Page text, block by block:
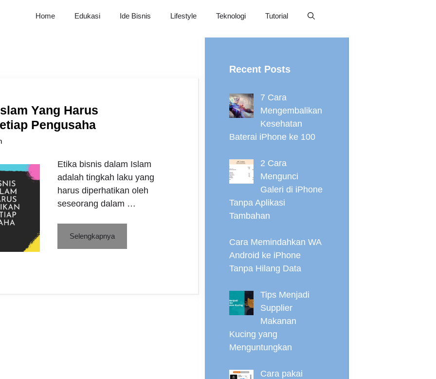
Home Edukasi Ide Bisnis Lifestyle Teknologi Tutorial
Yang Harus
Pengusaha
Etika bisnis dalam Islam
adalah tingkah laku yang
harus diperhatikan oleh
seseorang dalam …
Selengkapnya
Recent Posts
7 Cara
Mengembalikan
Kesehatan
Baterai iPhone ke 100
2 Cara
Mengunci
Galeri di iPhone
Tanpa Aplikasi
Tambahan
Cara Memindahkan WA
Android ke iPhone
Tanpa Hilang Data
Tips Menjadi
Supplier
Makanan
Kucing yang
Menguntungkan
Cara pakai